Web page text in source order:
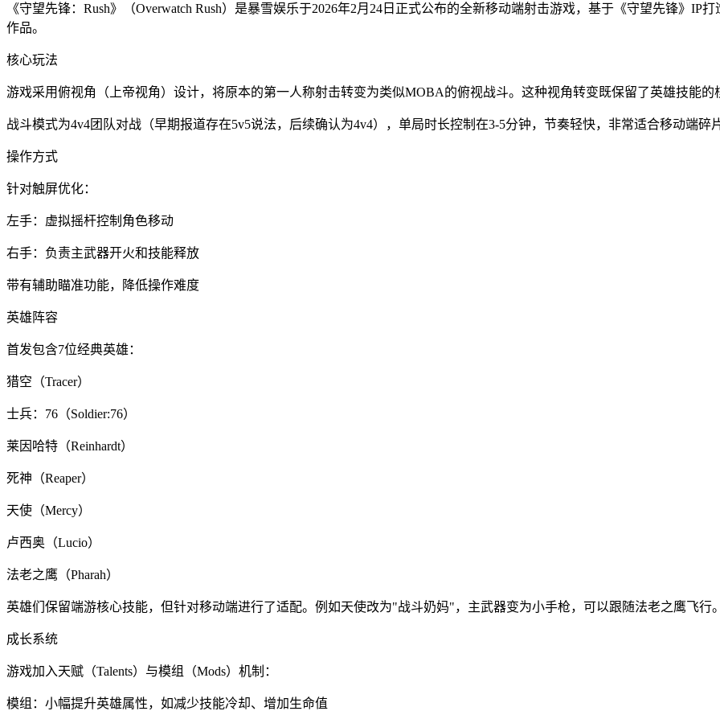
《守望先锋：Rush》（Overwatch Rush）是暴雪娱乐于2026年2月24日正式公布的全新移动端射击游戏，基于《守望先锋》IP
作品。
核心玩法
游戏采用俯视角（上帝视角）设计，将原本的第一人称射击转变为类似MOBA的俯视战斗。这种视角转变既保留了英雄技能的
战斗模式为4v4团队对战（早期报道存在5v5说法，后续确认为4v4），单局时长控制在3-5分钟，节奏轻快，非常适合移动端碎
操作方式
针对触屏优化：
左手：虚拟摇杆控制角色移动
右手：负责主武器开火和技能释放
带有辅助瞄准功能，降低操作难度
英雄阵容
首发包含7位经典英雄：
猎空（Tracer）
士兵：76（Soldier:76）
莱因哈特（Reinhardt）
死神（Reaper）
天使（Mercy）
卢西奥（Lucio）
法老之鹰（Pharah）
英雄们保留端游核心技能，但针对移动端进行了适配。例如天使改为"战斗奶妈"，主武器变为小手枪，可以跟随法老之鹰飞行。
成长系统
游戏加入天赋（Talents）与模组（Mods）机制：
模组：小幅提升英雄属性，如减少技能冷却、增加生命值